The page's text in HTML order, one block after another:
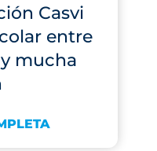
Casvi
entre
mucha